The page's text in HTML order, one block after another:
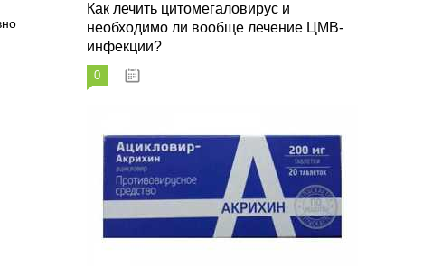
Как лечить цитомегаловирус и
необходимо ли вообще лечение ЦМВ-
инфекции?
0